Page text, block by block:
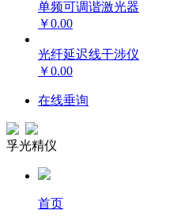
单频可调谐激光器
￥0.00
光纤延迟线干涉仪
￥0.00
在线垂询
孚光精仪
首页